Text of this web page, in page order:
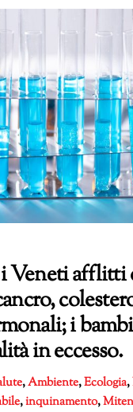
Veneti afflitti
i
in eccesso.
,Ambiente,Ecologia,
,inquinamento,